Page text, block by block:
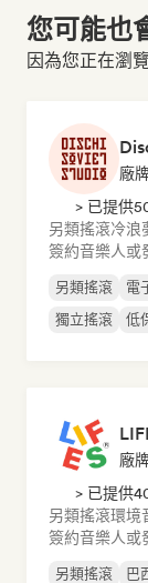
您可能也
因為您正在瀏
廠
> 已提供
另類搖滾冷浪
簽約音樂人或
另類搖滾 電
獨立搖滾
低
廠
> 已提供
另類搖滾環境
簽約音樂人或
另類搖滾 巴